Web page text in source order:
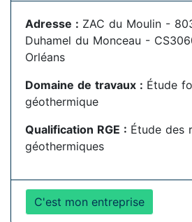
Adresse : ZAC du Moulin -
Duhamel du Monceau -
Orléans
Domaine de travaux : Étude
géothermique
Qualification RGE : Étude des
géothermiques
C'est mon entreprise